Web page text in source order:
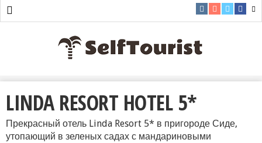
LINDA RESORT HOTEL 5*
Прекрасный отель Linda Resort 5* в пригороде Сиде,
утопающий в зеленых садах с мандариновыми